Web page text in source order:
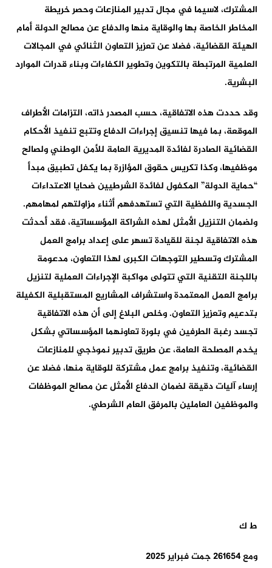
المشترك، لاسيما في مجال تدبير المنازعات وحصر خريطة
المخاطر الخاصة بها والوقاية منها والدفاع عن مصالح الدولة أمام
الهيئة القضائية، فضلا عن تعزيز التعاون الثنائي في المجالات
العلمية المرتبطة بالتكوين وتطوير الكفاءات وبناء قدرات الموارد
البشرية.
وقد حددت هذه الاتفاقية، حسب المصدر ذاته، التزامات الأطراف
الموقعة، بما فيها تنسيق إجراءات الدفاع وتتبع تنفيذ الأحكام
القضائية الصادرة لفائدة المديرية العامة للأمن الوطني ولصالح
موظفيها، وكذا تكريس حقوق المؤازرة بما يكفل تطبيق مبدأ
“حماية الدولة” المكفول لفائدة الشرطيين ضحايا الاعتداءات
الجسدية واللفظية التي تستهدفهم أثناء مزاولتهم لمهامهم.
ولضمان التنزيل الأمثل لهذه الشراكة المؤسساتية، فقد أحدثت
هذه الاتفاقية لجنة للقيادة تسهر على إعداد برامج العمل
المشترك وتسطير التوجهات الكبرى لهذا التعاون، مدعومة
باللجنة التقنية التي تتولى مواكبة الإجراءات العملية لتنزيل
برامج العمل المعتمدة واستشراف المشاريع المستقبلية الكفيلة
بتدعيم وتعزيز التعاون. وخلص البلاغ إلى أن هذه الاتفاقية
تجسد رغبة الطرفين في بلورة تعاونهما المؤسساتي بشكل
يخدم المصلحة العامة، عن طريق تدبير نموذجي للمنازعات
القضائية، وتنفيذ برامج عمل مشتركة للوقاية منها، فضلا عن
إرساء آليات دقيقة لضمان الدفاع الأمثل عن مصالح الموظفات
والموظفين العاملين بالمرفق العام الشرطي.
ط ك
ومع 261654 جمت فبراير 2025